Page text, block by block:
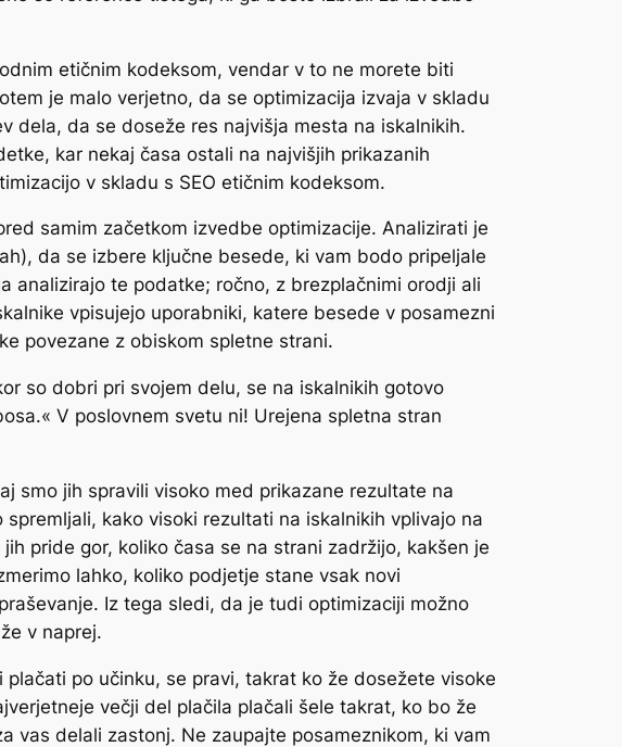
etičnim kodeksom, vendar v to ne morete biti
je malo verjetno, da se optimizacija izvaja v skladu
dela, da se doseže res najvišja mesta na iskalnikih.
kar nekaj časa ostali na najvišjih prikazanih
v skladu s SEO etičnim kodeksom.
samim začetkom izvedbe optimizacije. Analizirati je
da se izbere ključne besede, ki vam bodo pripeljale
analizirajo te podatke; ročno, z brezplačnimi orodji ali
vpisujejo uporabniki, katere besede v posamezni
povezane z obiskom spletne strani.
so dobri pri svojem delu, se na iskalnikih gotovo
V poslovnem svetu ni! Urejena spletna stran
smo jih spravili visoko med prikazane rezultate na
kako visoki rezultati na iskalnikih vplivajo na
pride gor, koliko časa se na strani zadržijo, kakšen je
lahko, koliko podjetje stane vsak novi
Iz tega sledi, da je tudi optimizaciji možno
v naprej.
po učinku, se pravi, takrat ko že dosežete visoke
večji del plačila plačali šele takrat, ko bo že
vas delali zastonj. Ne zaupajte posameznikom, ki vam